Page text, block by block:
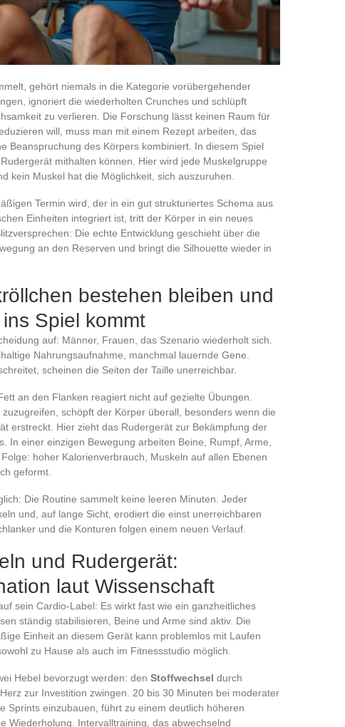
gehört niemals in die Kategorie vorübergehender
ignoriert die wiederholten Crunches und schlüpft
zu verlieren. Die Forschung lässt keinen Raum für
will, muss man mit einem Rezept arbeiten, das
Beanspruchung des Körpers kombiniert. In diesem Spiel
mithalten können. Hier wird jede Muskelgruppe
kein Muskel hat die Möglichkeit, sich auszuruhen.
Termin wird, der in ein gut strukturiertes Schema aus
Einheiten integriert ist, tritt der Körper in ein neues
Die echte Entwicklung geschieht über die
an den Reserven und bringt die Silhouette wieder in
bestehen bleiben und
Spiel kommt
auf: Männer, Frauen, das Szenario wiederholt sich.
Nahrungsaufnahme, manchmal lauernde Gene.
scheinen die Seiten der Taille unerreichbar.
an den Flanken reagiert nicht auf gezielte Übungen.
schöpft der Körper überall, besonders wenn die
erstreckt. Hier zieht das Rudergerät zur Bekämpfung der
In einer einzigen Bewegung arbeiten Beine, Rumpf, Arme,
hoher Kalorienverbrauch, Muskeln auf allen Ebenen
geformt.
Die Routine sammelt keine leeren Minuten. Jeder
und, auf lange Sicht, erodiert die einst unerreichbaren
und die Konturen folgen einem neuen Verlauf.
und Rudergerät:
laut Wissenschaft
sein Cardio-Label: Es wirkt fast wie ein ganzheitliches
ständig stabilisieren, Beine und Arme sind aktiv. Die
Einheit an diesem Gerät kann problemlos mit Laufen
zu Hause als auch im Fitnessstudio möglich.
Hebel bevorzugt werden: den Stoffwechsel durch
zur Investition zwingen. 20 bis 30 Minuten bei moderater
Sprints einzubauen, führt zu einem deutlich höheren
Wiederholung. Intervalltraining, das abwechselnd